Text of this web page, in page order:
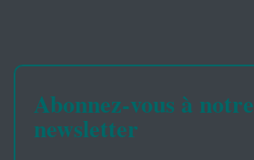
Abonnez-vous à notre
newsletter